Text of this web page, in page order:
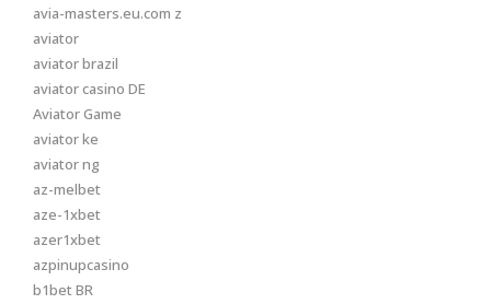
avia-masters.eu.com z
aviator
aviator brazil
aviator casino DE
Aviator Game
aviator ke
aviator ng
az-melbet
aze-1xbet
azer1xbet
azpinupcasino
b1bet BR